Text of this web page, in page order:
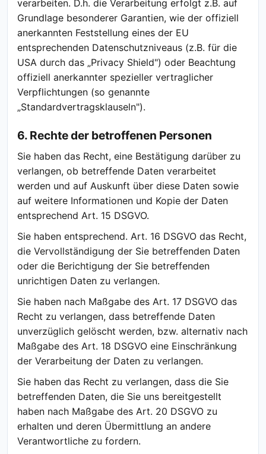
verarbeiten. D.h. die Verarbeitung erfolgt z.B. auf
Grundlage besonderer Garantien, wie der offiziell
anerkannten Feststellung eines der EU
entsprechenden Datenschutzniveaus (z.B. für die
USA durch das „Privacy Shield") oder Beachtung
offiziell anerkannter spezieller vertraglicher
Verpflichtungen (so genannte
„Standardvertragsklauseln").
6. Rechte der betroffenen Personen
Sie haben das Recht, eine Bestätigung darüber zu
verlangen, ob betreffende Daten verarbeitet
werden und auf Auskunft über diese Daten sowie
auf weitere Informationen und Kopie der Daten
entsprechend Art. 15 DSGVO.
Sie haben entsprechend. Art. 16 DSGVO das Recht,
die Vervollständigung der Sie betreffenden Daten
oder die Berichtigung der Sie betreffenden
unrichtigen Daten zu verlangen.
Sie haben nach Maßgabe des Art. 17 DSGVO das
Recht zu verlangen, dass betreffende Daten
unverzüglich gelöscht werden, bzw. alternativ nach
Maßgabe des Art. 18 DSGVO eine Einschränkung
der Verarbeitung der Daten zu verlangen.
Sie haben das Recht zu verlangen, dass die Sie
betreffenden Daten, die Sie uns bereitgestellt
haben nach Maßgabe des Art. 20 DSGVO zu
erhalten und deren Übermittlung an andere
Verantwortliche zu fordern.